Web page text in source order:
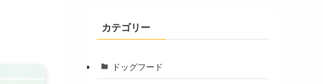
カテゴリー
ドッグフード